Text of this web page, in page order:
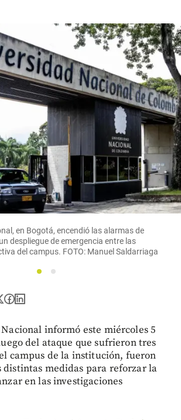
en Bogotá, encendió las alarmas de
despliegue de emergencia entre las
del campus. FOTO: Manuel Saldarriaga
1 2
informó este miércoles 5
del ataque que sufrieron tres
campus de la institución, fueron
medidas para reforzar la
en las investigaciones